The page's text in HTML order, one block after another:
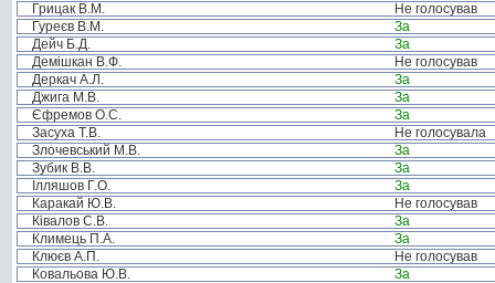
Грицак В.М.
Не голосував
Гуреєв В.М.
За
Дейч Б.Д.
За
Демішкан В.Ф.
Не голосував
Деркач А.Л.
За
Джига М.В.
За
Єфремов О.С.
За
Засуха Т.В.
Не голосувала
Злочевський М.В.
За
Зубик В.В.
За
Ілляшов Г.О.
За
Каракай Ю.В.
Не голосував
Ківалов С.В.
За
Климець П.А.
За
Клюєв А.П.
Не голосував
Ковальова Ю.В.
За